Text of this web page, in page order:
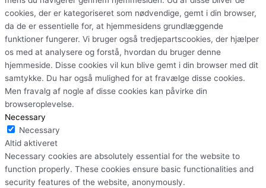
cookies, der er kategoriseret som nødvendige, gemt i din browser,
da de er essentielle for, at hjemmesidens grundlæggende
funktioner fungerer. Vi bruger også tredjepartscookies, der hjælper
os med at analysere og forstå, hvordan du bruger denne
hjemmeside. Disse cookies vil kun blive gemt i din browser med dit
samtykke. Du har også mulighed for at fravælge disse cookies.
Men fravalg af nogle af disse cookies kan påvirke din
browseroplevelse.
Necessary
Necessary
Altid aktiveret
Necessary cookies are absolutely essential for the website to
function properly. These cookies ensure basic functionalities and
security features of the website, anonymously.